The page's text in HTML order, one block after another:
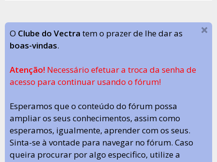
O Clube do Vectra tem o prazer de lhe dar as
boas-vindas.
Atenção! Necessário efetuar a troca da senha de
acesso para continuar usando o fórum!
Esperamos que o conteúdo do fórum possa
ampliar os seus conhecimentos, assim como
esperamos, igualmente, aprender com os seus.
Sinta-se à vontade para navegar no fórum. Caso
queira procurar por algo especifico, utilize a